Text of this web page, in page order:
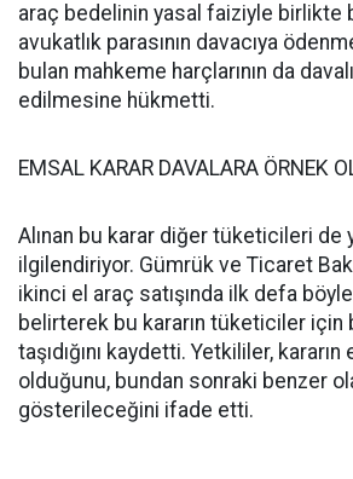
araç bedelinin yasal faiziyle birlikte
avukatlık parasının davacıya
bulan mahkeme harçlarının da
edilmesine hükmetti.
EMSAL KARAR DAVALARA ÖRNEK
Alınan bu karar diğer tüketicileri de
ilgilendiriyor. Gümrük ve Ticaret
ikinci el araç satışında ilk defa böyle
belirterek bu kararın tüketiciler için
taşıdığını kaydetti. Yetkililer,
olduğunu, bundan sonraki benzer
gösterileceğini ifade etti.